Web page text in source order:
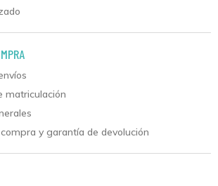
matriculación
y garantía de devolución